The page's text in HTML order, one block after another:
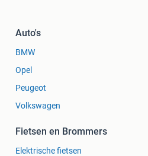
Auto's
BMW
Opel
Peugeot
Volkswagen
Fietsen en Brommers
Elektrische fietsen